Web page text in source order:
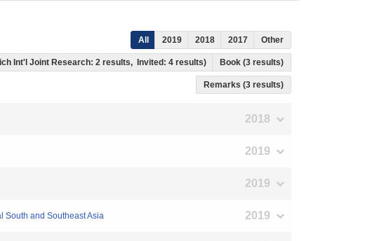
All 2019 2018 2017 Other
Int'l Joint Research: 2 results, Invited: 4 results) Book (3 results)
Remarks (3 results)
2018
2019
2019
South and Southeast Asia 2019